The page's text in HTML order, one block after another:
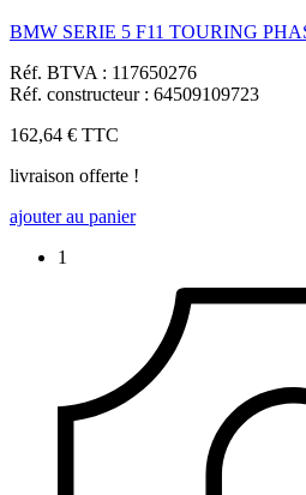
BMW SERIE 5 F11 TOURING
Réf. BTVA : 117650276
Réf. constructeur : 64509109723
162,64 € TTC
livraison offerte !
ajouter au panier
1